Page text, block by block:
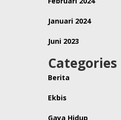
Januari 2024
Juni 2023
Categories
Berita
Ekbis
Gaya Hidup